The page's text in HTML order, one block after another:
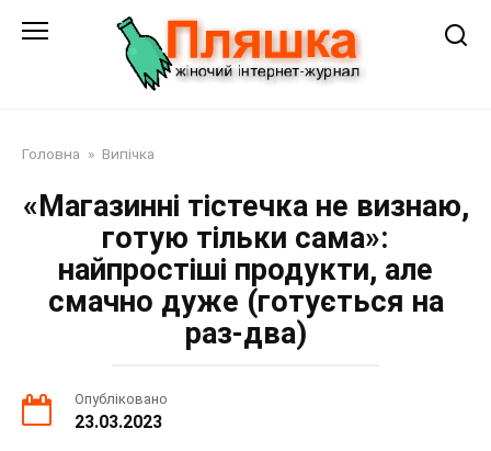
Головна » Випічка
«Магазинні тістечка не визнаю,
готую тільки сама»:
найпростіші продукти, але
смачно дуже (готується на
раз-два)
Опубліковано
23.03.2023